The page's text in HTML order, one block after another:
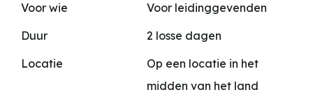
Voor wie
Voor leidinggevenden
Duur
2 losse dagen
Locatie
Op een locatie in het
midden van het land